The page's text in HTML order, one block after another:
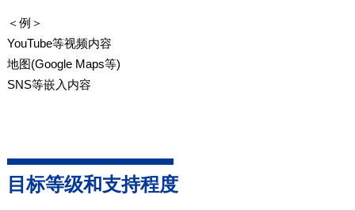
＜例＞
YouTube等视频内容
地图(Google Maps等)
SNS等嵌入内容
目标等级和支持程度